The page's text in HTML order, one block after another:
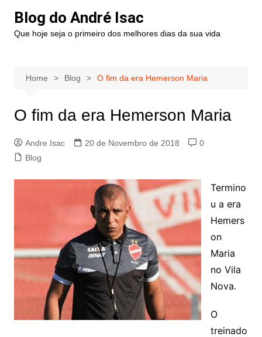
Blog do André Isac
Que hoje seja o primeiro dos melhores dias da sua vida
Home Blog O fim da era Hemerson Maria
O fim da era Hemerson Maria
Andre Isac 20 de Novembro de 2018
0
Blog
Termino
u a era
Hemers
on
Maria
no Vila
Nova.
O
treinado